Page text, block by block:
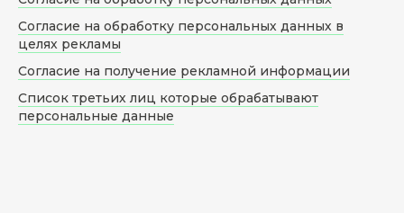
Согласие на обработку персональных данных в
целях рекламы
Согласие на получение рекламной информации
Список третьих лиц которые обрабатывают
персональные данные